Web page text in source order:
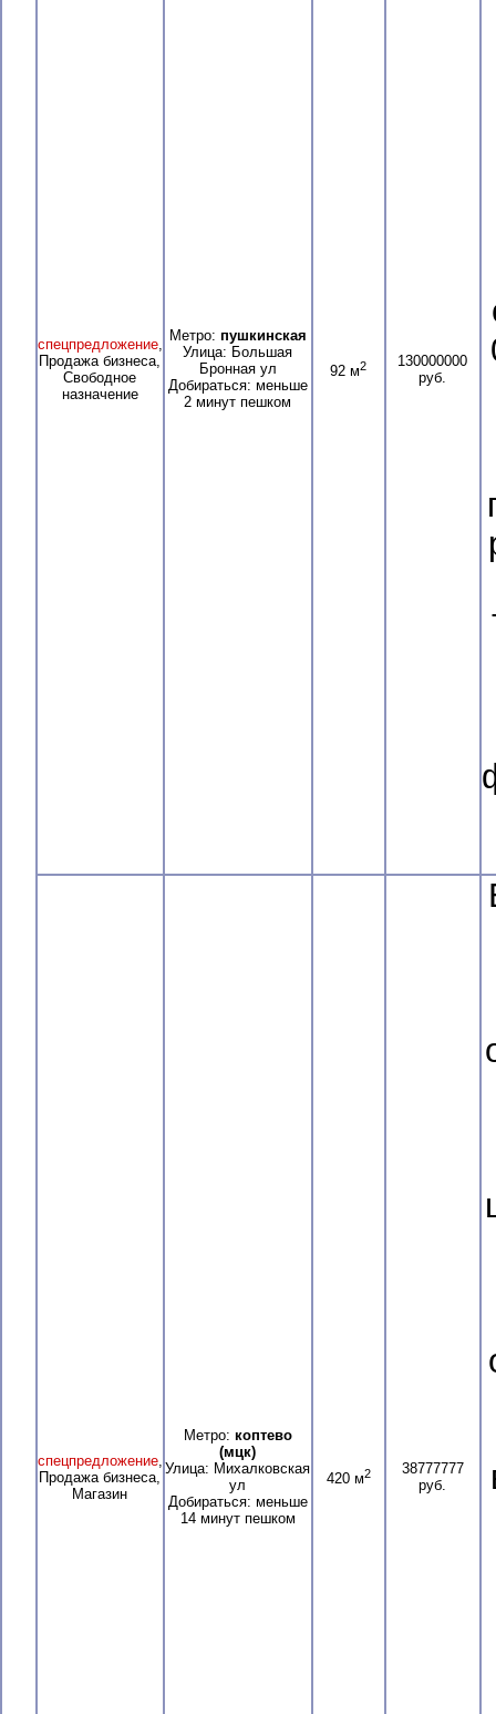
спецпредложение,
Продажа бизнеса,
Свободное
назначение
Метро: пушкинская
Улица: Большая
Бронная ул
Добираться: меньше
2 минут пешком
92 м2
130000000
руб.
спецпредложение,
Продажа бизнеса,
Магазин
Метро: коптево
(мцк)
Улица: Михалковская
ул
Добираться: меньше
14 минут пешком
420 м2
38777777
руб.